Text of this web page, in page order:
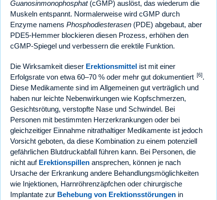
Guanosinmonophosphat(cGMP) auslöst, das wiederum die
Muskeln entspannt. Normalerweise wird cGMP durch
Enzyme namens Phosphodiesterasen (PDE) abgebaut, aber
PDE5-Hemmer blockieren diesen Prozess, erhöhen den
cGMP-Spiegel und verbessern die erektile Funktion.
Die Wirksamkeit dieser Erektionsmittel ist mit einer
Erfolgsrate von etwa 60–70 % oder mehr gut dokumentiert [6].
Diese Medikamente sind im Allgemeinen gut verträglich und
haben nur leichte Nebenwirkungen wie Kopfschmerzen,
Gesichtsrötung, verstopfte Nase und Schwindel. Bei
Personen mit bestimmten Herzerkrankungen oder bei
gleichzeitiger Einnahme nitrathaltiger Medikamente ist jedoch
Vorsicht geboten, da diese Kombination zu einem potenziell
gefährlichen Blutdruckabfall führen kann. Bei Personen, die
nicht auf Erektionspillen ansprechen, können je nach
Ursache der Erkrankung andere Behandlungsmöglichkeiten
wie Injektionen, Harnröhrenzäpfchen oder chirurgische
Implantate zur Behebung von Erektionsstörungen in